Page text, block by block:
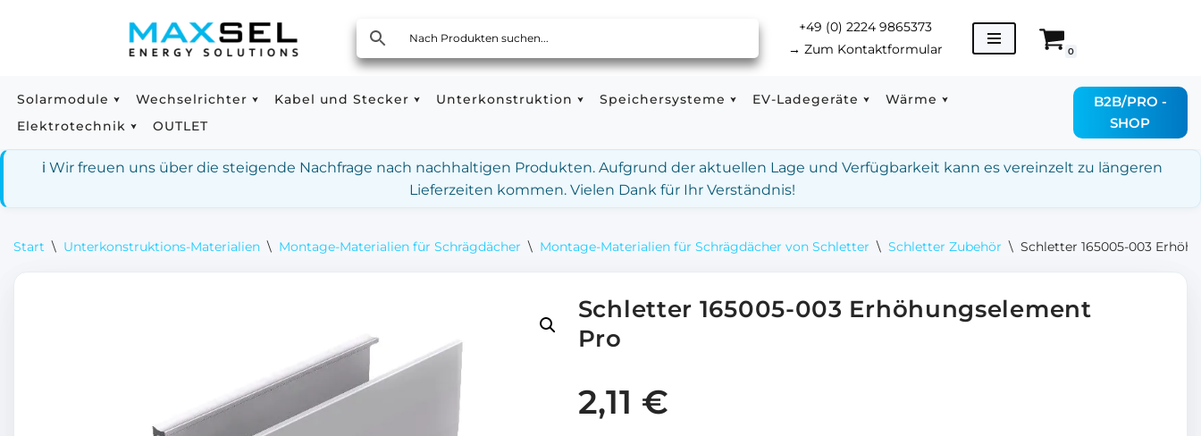
springen
+49 (0) 2224 9865373
→ Zum Kontaktformular 0
Solarmodule Wechselrichter Kabel und Stecker Unterkonstruktion Speichersysteme EV-Ladegeräte
Wärme
Elektrotechnik
OUTLET
B2B/PRO -
SHOP
ℹ️ Wir freuen uns über die steigende Nachfrage nach nachhaltigen Produkten. Aufgrund der aktuellen Lage und Verfügbarkeit kann es vereinzelt zu längeren
Lieferzeiten kommen. Vielen Dank für Ihr Verständnis!
Start \ Unterkonstruktions-Materialien \ Montage-Materialien für Schrägdächer \ Montage-Materialien für Schrägdächer von Schletter \ Schletter Zubehör \ Schletter 165005-003
Schletter 165005-003 Erhöhungselement
Pro
2,11 €